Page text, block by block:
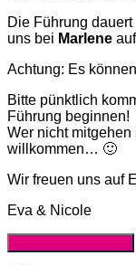
Die Führung
uns bei Marlene
Achtung: Es
Bitte pünktlich
Führung beginnen!
Wer nicht
willkommen… 🙂
Wir freuen uns auf
Eva & Nicole